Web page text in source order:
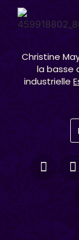
Christine
la basse
industrielle